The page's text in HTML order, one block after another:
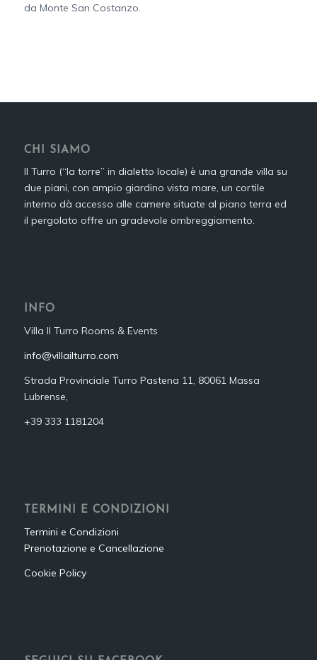
da Monte San Costanzo.
CHI SIAMO
Il Turro (“la torre” in dialetto locale) è una grande villa su
due piani, con ampio giardino vista mare, un cortile
interno dà accesso alle camere situate al piano terra ed
il pergolato offre un gradevole ombreggiamento.
INFO
Villa Il Turro Rooms & Events
info@villailturro.com
Strada Provinciale Turro Pastena 11, 80061 Massa
Lubrense,
+39 333 1181204‬
TERMINI E CONDIZIONI
Termini e Condizioni
Prenotazione e Cancellazione
Cookie Policy